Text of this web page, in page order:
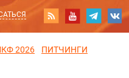
2026
ПИТЧИНГИ